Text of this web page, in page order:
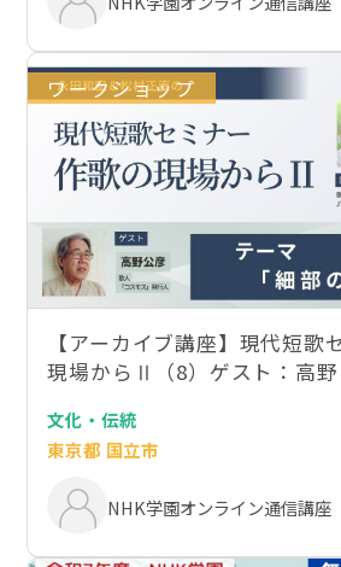
ワークショップ
【アーカイブ講座】現代短歌
現場からⅡ（8）ゲスト：高
文化・伝統
東京都 国立市
NHK学園オンライン通信講座